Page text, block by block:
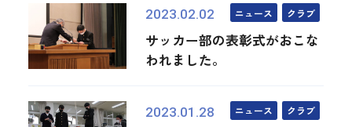
2023.02.02 ニュース クラブ
サッカー部の表彰式がおこな
われました。
2023.01.28 ニュース クラブ